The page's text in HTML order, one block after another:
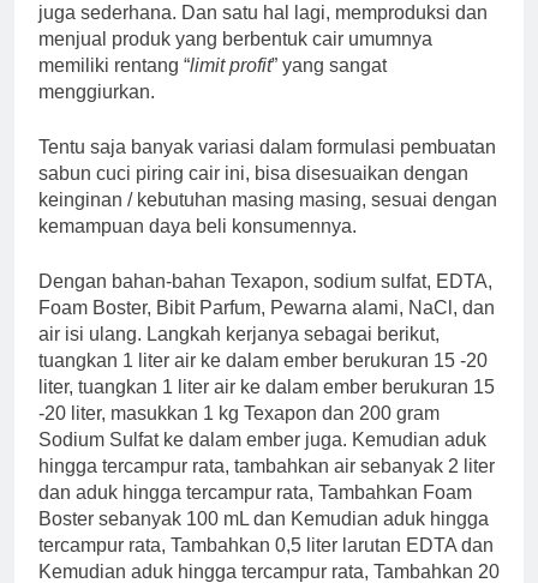
juga sederhana. Dan satu hal lagi, memproduksi dan
menjual produk yang berbentuk cair umumnya
memiliki rentang “limit profit” yang sangat
menggiurkan.
Tentu saja banyak variasi dalam formulasi pembuatan
sabun cuci piring cair ini, bisa disesuaikan dengan
keinginan / kebutuhan masing masing, sesuai dengan
kemampuan daya beli konsumennya.
Dengan bahan-bahan Texapon, sodium sulfat, EDTA,
Foam Boster, Bibit Parfum, Pewarna alami, NaCl, dan
air isi ulang. Langkah kerjanya sebagai berikut,
tuangkan 1 liter air ke dalam ember berukuran 15 -20
liter, tuangkan 1 liter air ke dalam ember berukuran 15
-20 liter, masukkan 1 kg Texapon dan 200 gram
Sodium Sulfat ke dalam ember juga. Kemudian aduk
hingga tercampur rata, tambahkan air sebanyak 2 liter
dan aduk hingga tercampur rata, Tambahkan Foam
Boster sebanyak 100 mL dan Kemudian aduk hingga
tercampur rata, Tambahkan 0,5 liter larutan EDTA dan
Kemudian aduk hingga tercampur rata, Tambahkan 20